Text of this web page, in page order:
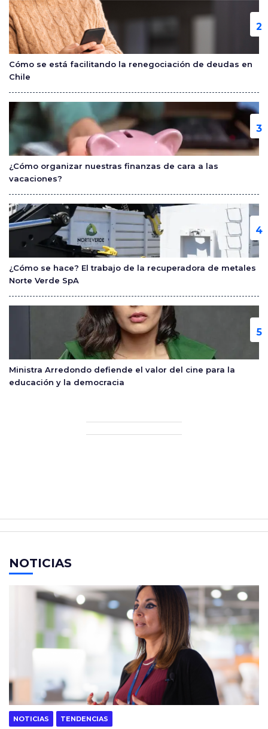
Cómo se está facilitando la renegociación de deudas en
Chile
¿Cómo organizar nuestras finanzas de cara a las
vacaciones?
¿Cómo se hace? El trabajo de la recuperadora de metales
Norte Verde SpA
Ministra Arredondo defiende el valor del cine para la
educación y la democracia
NOTICIAS
NOTICIAS TENDENCIAS